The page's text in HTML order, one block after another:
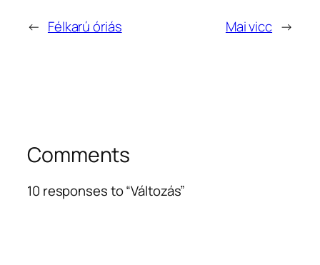
← Félkarú óriás Mai vicc →
Comments
10 responses to “Változás”